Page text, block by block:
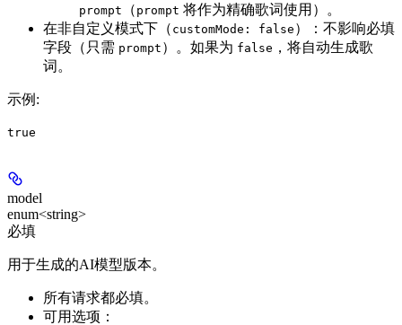
prompt （ prompt 将作为精确歌词使用）。
在非自定义模式下（ customMode: false ）：不影响必填
字段（只需 prompt ）。如果为 false ，将自动生成歌
词。
示例 :
true
model
enum<string>
必填
用于生成的AI模型版本。
所有请求都必填。
可用选项：